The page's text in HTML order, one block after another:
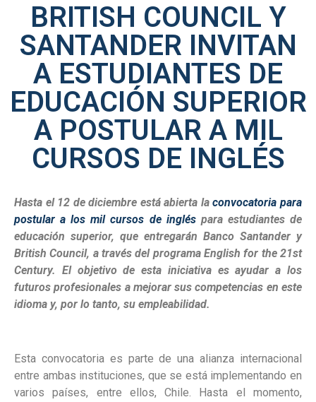
BRITISH COUNCIL Y
SANTANDER INVITAN
A ESTUDIANTES DE
EDUCACIÓN SUPERIOR
A POSTULAR A MIL
CURSOS DE INGLÉS
Hasta el 12 de diciembre está abierta laconvocatoria para
postular a los mil cursos de ingléspara estudiantes de
educación superior, que entregarán Banco Santander y
British Council, a través del programa English for the 21st
Century. El objetivo de esta iniciativa es ayudar a los
futuros profesionales a mejorar sus competencias en este
idioma y, por lo tanto, su empleabilidad.
Esta convocatoria es parte de una alianza internacional
entre ambas instituciones, que se está implementando en
varios países, entre ellos, Chile. Hasta el momento,